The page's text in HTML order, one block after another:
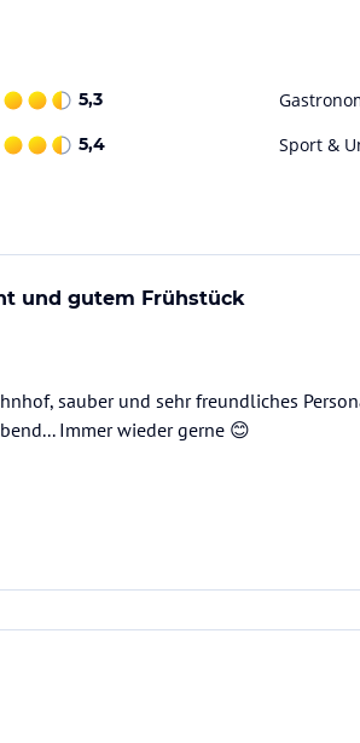
Ob Sie die
oder einfach nur
5,3
5,4 Sport &
und gutem Frühstück
sauber und sehr freundliches
Immer wieder gerne 😊